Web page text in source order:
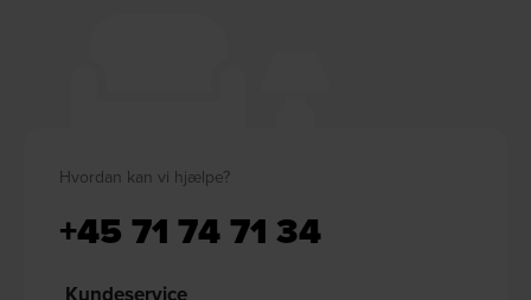
Hvordan kan vi hjælpe?
+45 71 74 71 34
Kundeservice